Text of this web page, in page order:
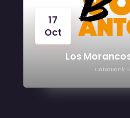
17
Oct
Los
CaixaBank